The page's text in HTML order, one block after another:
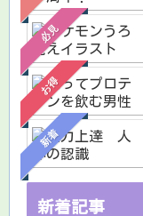
必見
お得
新着
新着記事